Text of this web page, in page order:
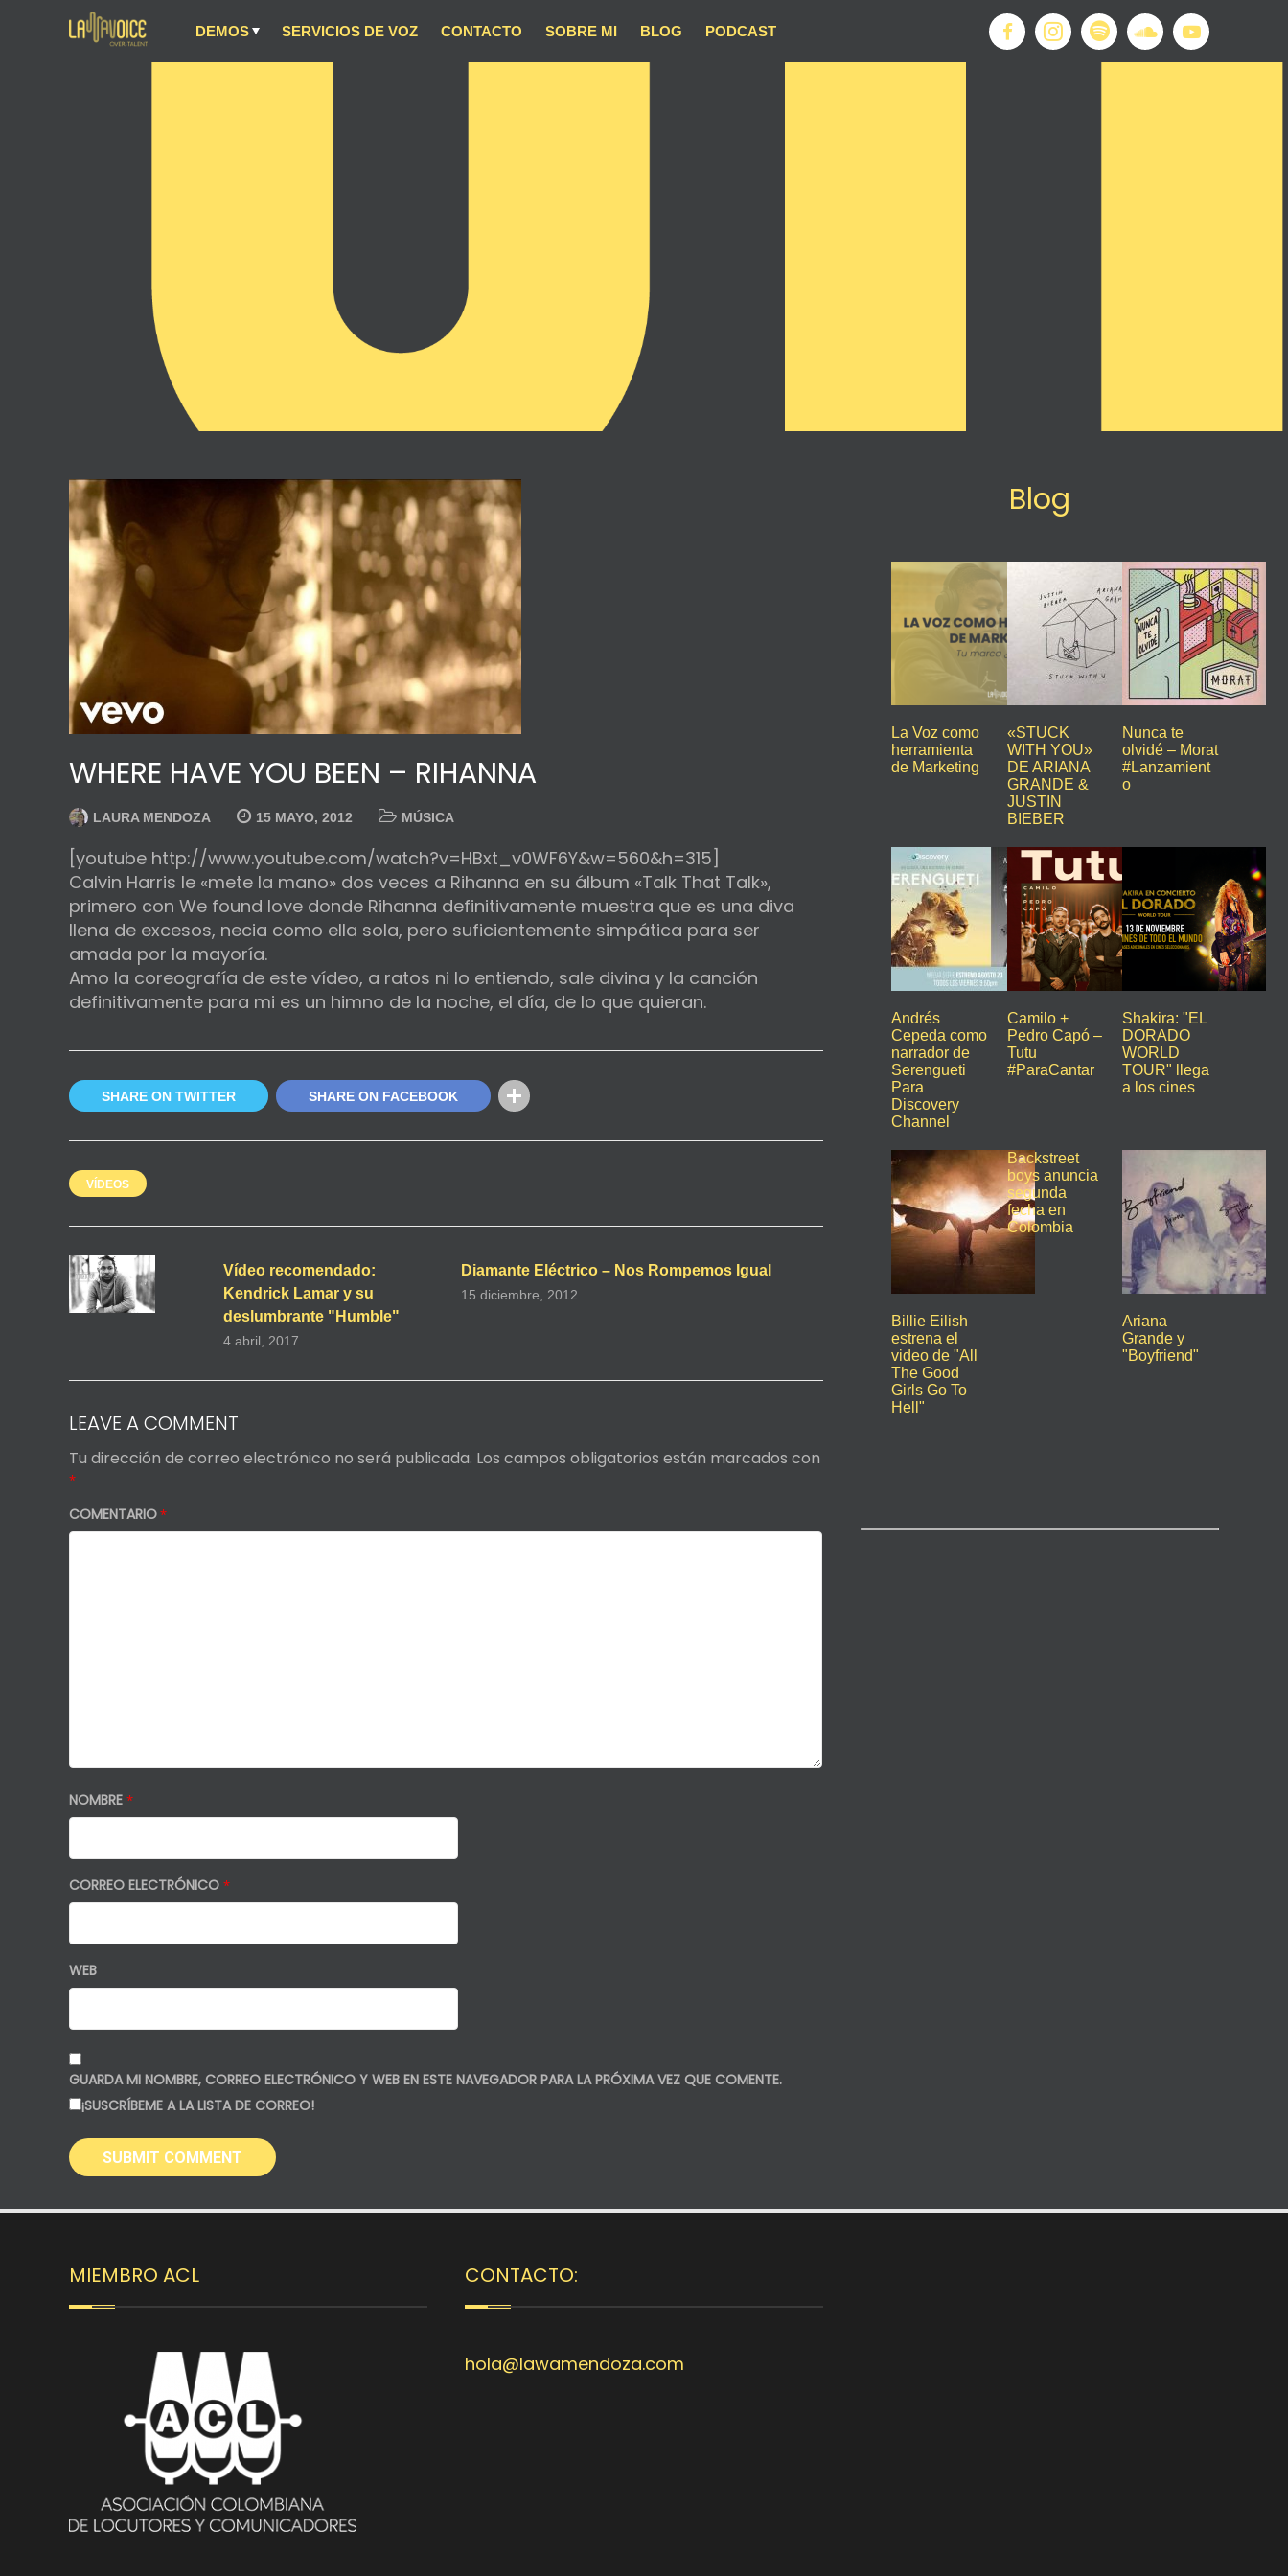
DEMOS SERVICIOS DE VOZ CONTACTO SOBRE MI BLOG PODCAST
WHERE HAVE YOU BEEN – RIHANNA
LAURA MENDOZA 15 MAYO, 2012 MÚSICA
[youtube http://www.youtube.com/watch?v=HBxt_v0WF6Y&w=560&h=315]
Calvin Harris le «mete la mano» dos veces a Rihanna en su álbum «Talk That Talk»,
primero con We found love donde Rihanna definitivamente muestra que es una diva
llena de excesos, necia como ella sola, pero suficientemente simpática para ser
amada por la mayoría.
Amo la coreografía de este vídeo, a ratos ni lo entiendo, sale divina y la canción
definitivamente para mi es un himno de la noche, el día, de lo que quieran.
SHARE ON TWITTER SHARE ON FACEBOOK
VÍDEOS
Vídeo recomendado:
Kendrick Lamar y su
deslumbrante "Humble"
4 abril, 2017
Diamante Eléctrico – Nos Rompemos Igual
15 diciembre, 2012
LEAVE A COMMENT
Tu dirección de correo electrónico no será publicada. Los campos obligatorios están marcados con
*
COMENTARIO*
NOMBRE *
CORREO ELECTRÓNICO *
WEB
GUARDA MI NOMBRE, CORREO ELECTRÓNICO Y WEB EN ESTE NAVEGADOR PARA LA PRÓXIMA VEZ QUE COMENTE.
¡SUSCRÍBEME A LA LISTA DE CORREO!
Blog
La Voz como
herramienta
de Marketing
«STUCK
WITH YOU»
DE ARIANA
GRANDE &
JUSTIN
BIEBER
Nunca te
olvidé – Morat
#Lanzamient
o
Andrés
Cepeda como
narrador de
Serengueti
Para
Discovery
Channel
Camilo +
Pedro Capó –
Tutu
#ParaCantar
Shakira: "EL
DORADO
WORLD
TOUR" llega
a los cines
Billie Eilish
estrena el
video de "All
The Good
Girls Go To
Hell"
Backstreet
boys anuncia
segunda
fecha en
Colombia
Ariana
Grande y
"Boyfriend"
MIEMBRO ACL CONTACTO:
hola@lawamendoza.com